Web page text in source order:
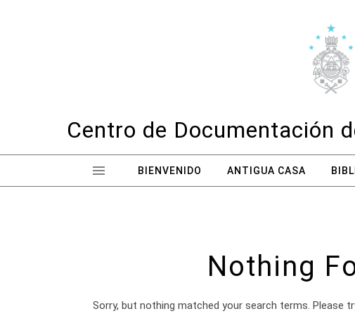
Centro de Documentación
BIENVENIDO ANTIGUA CASA
Nothing
Sorry, but nothing matched your search terms. Please